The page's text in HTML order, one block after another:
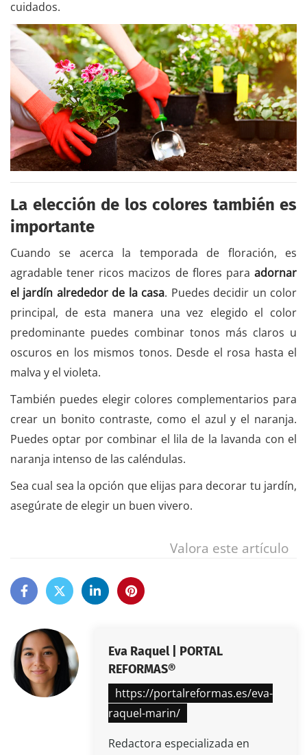
cuidados.
La elección de los colores también es
importante
Cuando se acerca la temporada de floración, es
agradable tener ricos macizos de flores para adornar
el jardín alrededor de la casa. Puedes decidir un color
principal, de esta manera una vez elegido el color
predominante puedes combinar tonos más claros u
oscuros en los mismos tonos. Desde el rosa hasta el
malva y el violeta.
También puedes elegir colores complementarios para
crear un bonito contraste, como el azul y el naranja.
Puedes optar por combinar el lila de la lavanda con el
naranja intenso de las caléndulas.
Sea cual sea la opción que elijas para decorar tu jardín,
asegúrate de elegir un buen vivero.
Valora este artículo
Eva Raquel | PORTAL
REFORMAS®
https://portalreformas.es/eva-
raquel-marin/
Redactora especializada en